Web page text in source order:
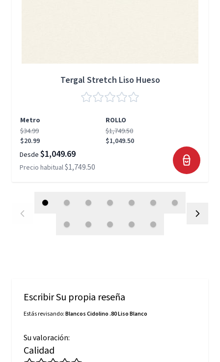
Tergal Stretch Liso Hueso
Metro
ROLLO
$34.99
$20.99
$1,749.50
$1,049.50
Desde $1,049.69
Precio habitual$1,749.50
Escribir Su propia reseña
Estás revisando:Blancos Cidolino .80 Liso Blanco
Su valoración:
Calidad